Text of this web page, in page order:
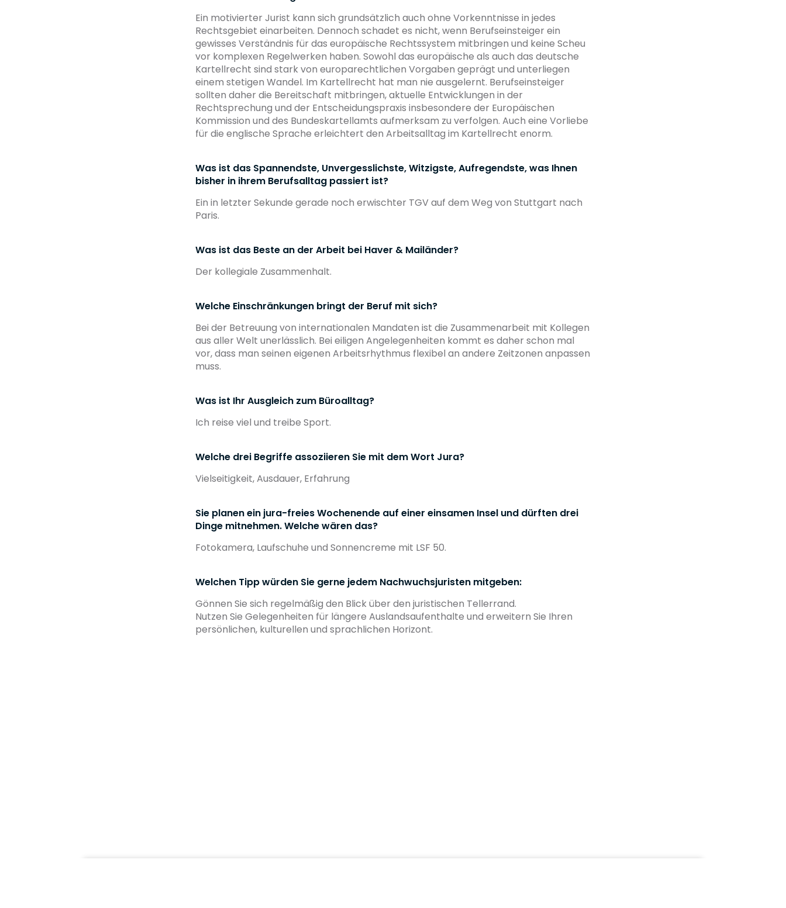
Ein motivierter Jurist kann sich grundsätzlich auch ohne Vorkenntnisse in jedes
Rechtsgebiet einarbeiten. Dennoch schadet es nicht, wenn Berufseinsteiger ein
gewisses Verständnis für das europäische Rechtssystem mitbringen und keine Scheu
vor komplexen Regelwerken haben. Sowohl das europäische als auch das deutsche
Kartellrecht sind stark von europarechtlichen Vorgaben geprägt und unterliegen
einem stetigen Wandel. Im Kartellrecht hat man nie ausgelernt. Berufseinsteiger
sollten daher die Bereitschaft mitbringen, aktuelle Entwicklungen in der
Rechtsprechung und der Entscheidungspraxis insbesondere der Europäischen
Kommission und des Bundeskartellamts aufmerksam zu verfolgen. Auch eine Vorliebe
für die englische Sprache erleichtert den Arbeitsalltag im Kartellrecht enorm.
Was ist das Spannendste, Unvergesslichste, Witzigste, Aufregendste, was Ihnen
bisher in ihrem Berufsalltag passiert ist?
Ein in letzter Sekunde gerade noch erwischter TGV auf dem Weg von Stuttgart nach
Paris.
Was ist das Beste an der Arbeit bei Haver & Mailänder?
Der kollegiale Zusammenhalt.
Welche Einschränkungen bringt der Beruf mit sich?
Bei der Betreuung von internationalen Mandaten ist die Zusammenarbeit mit Kollegen
aus aller Welt unerlässlich. Bei eiligen Angelegenheiten kommt es daher schon mal
vor, dass man seinen eigenen Arbeitsrhythmus flexibel an andere Zeitzonen anpassen
muss.
Was ist Ihr Ausgleich zum Büroalltag?
Ich reise viel und treibe Sport.
Welche drei Begriffe assoziieren Sie mit dem Wort Jura?
Vielseitigkeit, Ausdauer, Erfahrung
Sie planen ein jura-freies Wochenende auf einer einsamen Insel und dürften drei
Dinge mitnehmen. Welche wären das?
Fotokamera, Laufschuhe und Sonnencreme mit LSF 50.
Welchen Tipp würden Sie gerne jedem Nachwuchsjuristen mitgeben:
Gönnen Sie sich regelmäßig den Blick über den juristischen Tellerrand.
Nutzen Sie Gelegenheiten für längere Auslandsaufenthalte und erweitern Sie Ihren
persönlichen, kulturellen und sprachlichen Horizont.